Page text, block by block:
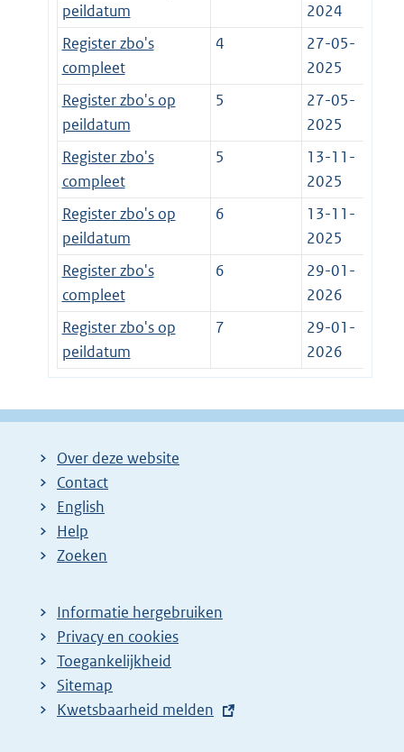
peildatum
2024
Register zbo's
compleet
4
27-05-
2025
Register zbo's op
peildatum
5
27-05-
2025
Register zbo's
compleet
5
13-11-
2025
Register zbo's op
peildatum
6
13-11-
2025
Register zbo's
compleet
6
29-01-
2026
Register zbo's op
peildatum
7
29-01-
2026
Over deze website
Contact
English
Help
Zoeken
Informatie hergebruiken
Privacy en cookies
Toegankelijkheid
Sitemap
E
Kwetsbaarheid melden